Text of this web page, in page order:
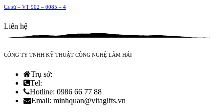
Ca sứ – VT 902 – 0085 – 4
Liên hệ
CÔNG TY TNHH KỸ THUẬT CÔNG NGHỆ LÂM HẢI
Trụ sở:
Tel:
Hotline: 0986 66 77 88
Email: minhquan@vitagifts.vn